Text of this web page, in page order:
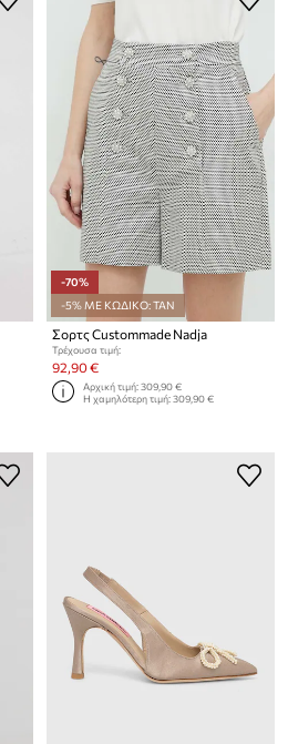
-70%
-5% ΜΕ ΚΩΔΙΚΟ: TAN
Σορτς Custommade Nadja
Τρέχουσα τιμή:
92,90 €
Αρχική τιμή:309,90 €
Η χαμηλότερη τιμή:309,90 €